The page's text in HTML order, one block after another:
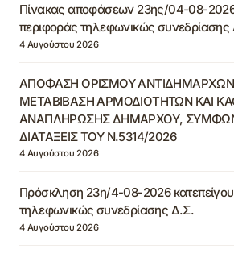
Πίνακας αποφάσεων 23ης/04-08-2026
περιφοράς τηλεφωνικώς
4 Αυγούστου 2026
ΑΠΟΦΑΣΗ ΟΡΙΣΜΟΥ
ΜΕΤΑΒΙΒΑΣΗ ΑΡΜΟΔΙΟΤΗΤΩΝ ΚΑΙ
ΑΝΑΠΛΗΡΩΣΗΣ ΔΗΜΑΡΧΟΥ,
ΔΙΑΤΑΞΕΙΣ ΤΟΥ Ν.5314/2026
4 Αυγούστου 2026
Πρόσκληση 23η/4-08-2026
τηλεφωνικώς συνεδρίασης Δ.Σ.
4 Αυγούστου 2026